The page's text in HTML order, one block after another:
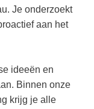
Je onderzoekt
aan het
ideeën en
Binnen onze
krijg je alle